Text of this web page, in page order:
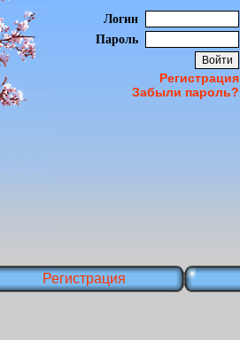
Логин
Пароль
Регистрация
Забыли пароль?
Регистрация